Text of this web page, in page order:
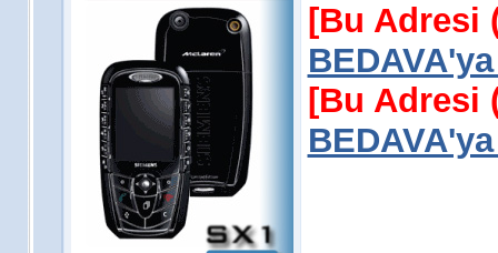
[Bu Adresi
[Bu Adresi